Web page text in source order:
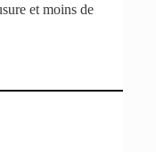
et moins de